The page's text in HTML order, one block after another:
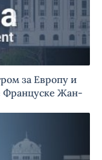
за Европу и
Француске Жан-